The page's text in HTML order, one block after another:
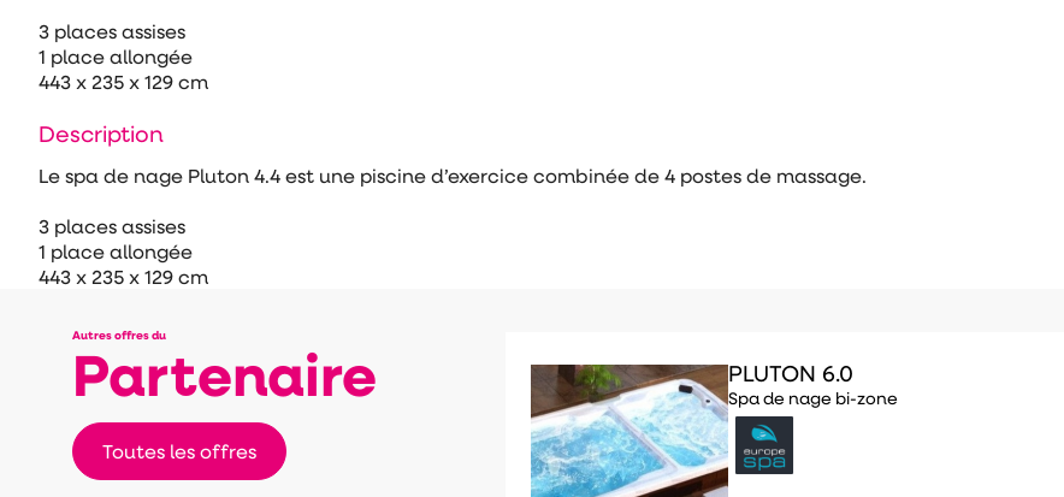
3 places assises
1 place allongée
443 x 235 x 129 cm
Description
Le spa de nage Pluton 4.4 est une piscine d’exercice combinée de 4 postes de massage.
3 places assises
1 place allongée
443 x 235 x 129 cm
Autres offres du
Partenaire
Toutes les offres
PLUTON 6.0
Spa de nage bi-zone